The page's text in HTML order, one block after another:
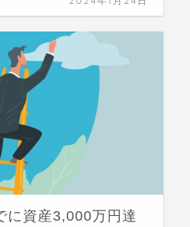
に資産3,000万円達